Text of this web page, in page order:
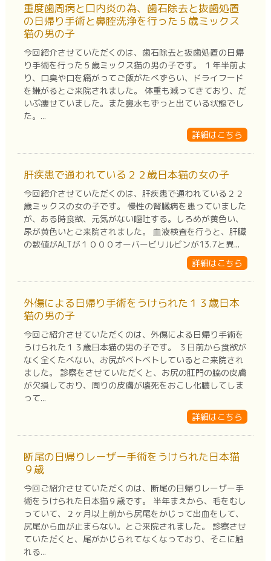
重度歯周病と口内炎の為、歯石除去と抜歯処置
の日帰り手術と鼻腔洗浄を行った５歳ミックス
猫の男の子
今回紹介させていただくのは、歯石除去と抜歯処置の日帰
り手術を行った５歳ミックス猫の男の子です。 １年半前よ
り、口臭や口を痛がってご飯がたべずらい、ドライフード
を嫌がるとご来院されました。 体重も減ってきており、だ
いぶ痩せていました。また鼻水もずっと出ている状態でし
た。...
詳細はこちら
肝疾患で通われている２２歳日本猫の女の子
今回紹介させていただくのは、肝疾患で通われている２２
歳ミックスの女の子です。 慢性の腎臓病を患っていました
が、ある時食欲、元気がない嘔吐する。しろめが黄色い、
尿が黄色いとご来院されました。 血液検査を行うと、肝臓
の数値がALTが１０００オーバービリルビンが13.7と異...
詳細はこちら
外傷による日帰り手術をうけられた１３歳日本
猫の男の子
今回ご紹介させていただくのは、外傷による日帰り手術を
うけられた１３歳日本猫の男の子です。 ３日前から食欲が
なく全くたべない、お尻がベトベトしているとご来院され
ました。 診察をさせていただくと、お尻の肛門の脇の皮膚
が欠損しており、周りの皮膚が壊死をおこし化膿してしま
って...
詳細はこちら
断尾の日帰りレーザー手術をうけられた日本猫
９歳
今回ご紹介させていただくのは、断尾の日帰りレーザー手
術をうけられた日本猫９歳です。 半年まえから、毛をむし
っていて、２ヶ月以上前から尻尾をかじって出血をして、
尻尾から血が止まらない。とご来院されました。 診察させ
ていただくと、尾がかじられてなくなっており、そこに触
れる...